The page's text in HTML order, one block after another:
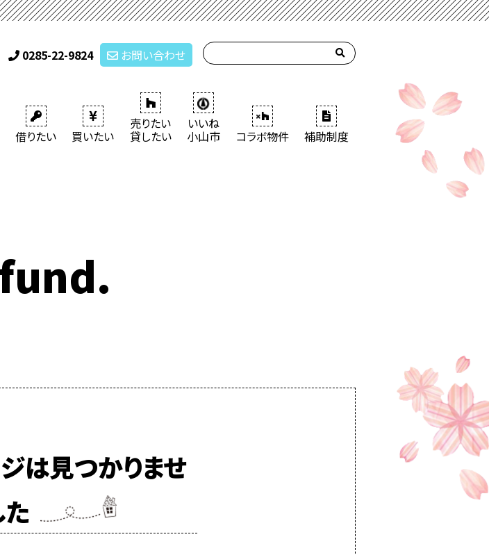
0285-22-9824 お問い合わせ
借りたい 買いたい
売りたい
貸したい
いいね
小山市 コラボ物件 補助制度
は見つかりませ